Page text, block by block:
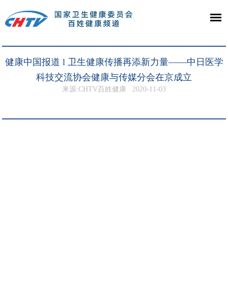
健康中国报道 l 卫生健康传播再添新力量——中日医学
科技交流协会健康与传媒分会在京成立
来源:CHTV百姓健康 2020-11-03